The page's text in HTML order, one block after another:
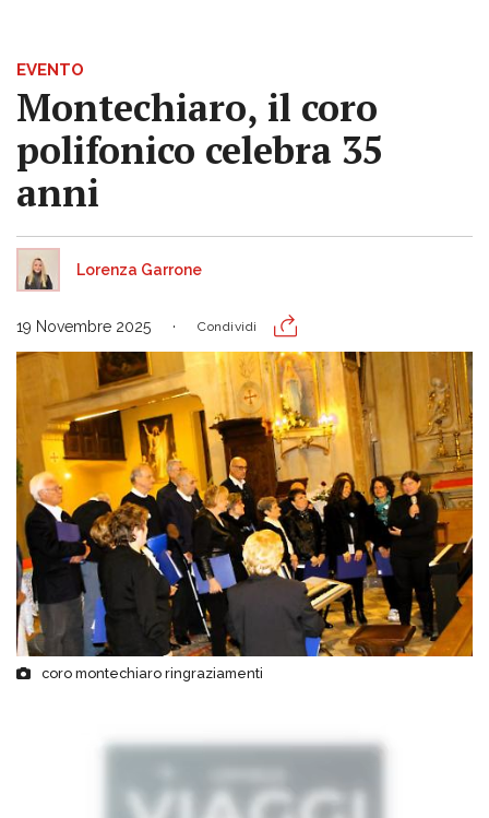
EVENTO
Montechiaro, il coro
polifonico celebra 35
anni
Lorenza Garrone
19 Novembre 2025 Condividi
coro montechiaro ringraziamenti